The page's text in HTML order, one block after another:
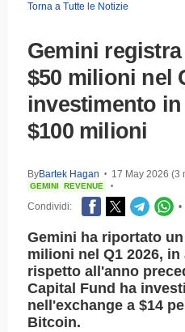
Torna a Tutte le Notizie
Gemini
$50 milioni nel
investimento
$100 milioni
ByBartek Hagan • 17 May 2026 (3
GEMINI REVENUE •
Condividi: •
Gemini ha riportato
milioni nel Q1 2026,
rispetto all'anno
Capital Fund ha
nell'exchange a $14
Bitcoin.